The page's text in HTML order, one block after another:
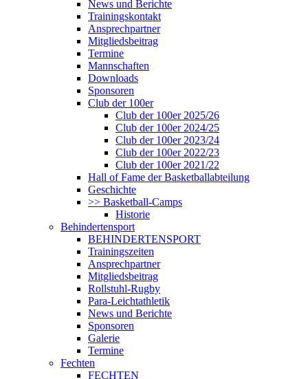
News und Berichte
Trainingskontakt
Ansprechpartner
Mitgliedsbeitrag
Termine
Mannschaften
Downloads
Sponsoren
Club der 100er
Club der 100er 2025/26
Club der 100er 2024/25
Club der 100er 2023/24
Club der 100er 2022/23
Club der 100er 2021/22
Hall of Fame der Basketballabteilung
Geschichte
>> Basketball-Camps
Historie
Behindertensport
BEHINDERTENSPORT
Trainingszeiten
Ansprechpartner
Mitgliedsbeitrag
Rollstuhl-Rugby
Para-Leichtathletik
News und Berichte
Sponsoren
Galerie
Termine
Fechten
FECHTEN